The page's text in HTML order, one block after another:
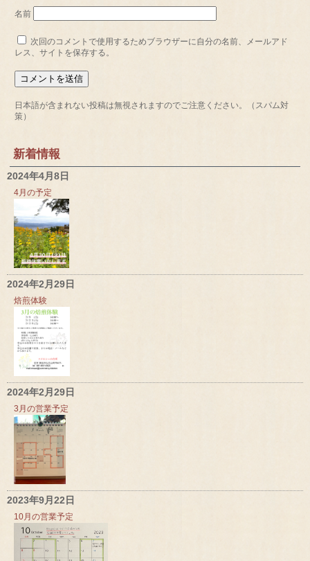
名前
次回のコメントで使用するためブラウザーに自分の名前、メールアド
レス、サイトを保存する。
日本語が含まれない投稿は無視されますのでご注意ください。（スパム対
策）
新着情報
2024年4月8日
4月の予定
2024年2月29日
焙煎体験
2024年2月29日
3月の営業予定
2023年9月22日
10月の営業予定